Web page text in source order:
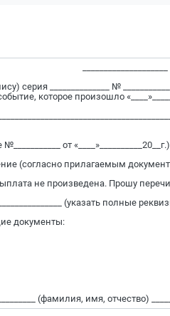
серия ______________ №
которое произошло
от
(согласно прилагаемым документам)
не произведена. Прошу
(указать полные
документы:
(фамилия, имя, отчество)